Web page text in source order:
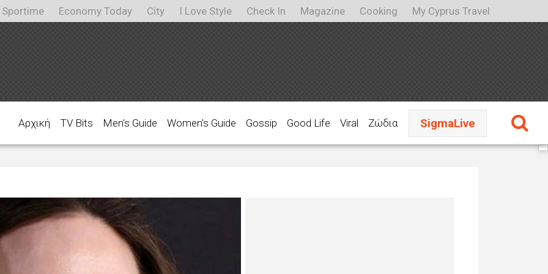
Sportime Economy Today City I Love Style Check In Magazine Cooking My Cyprus Travel
Αρχική TV Bits Men's Guide Women's Guide Gossip Good Life Viral Ζώδια SigmaLive